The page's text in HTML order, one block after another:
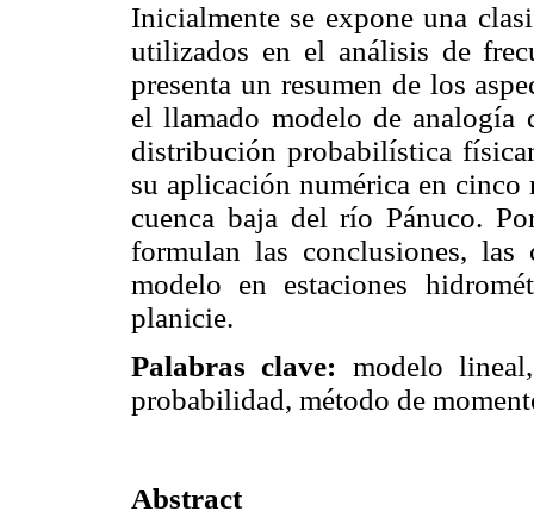
Inicialmente se expone una
utilizados en el análisis de
presenta un resumen de los
el llamado modelo de
distribución probabilística
su aplicación numérica en cinco
cuenca baja del río Pánuco.
formulan las conclusiones, las
modelo en estaciones
planicie.
Palabras clave: modelo
probabilidad, método de
Abstract